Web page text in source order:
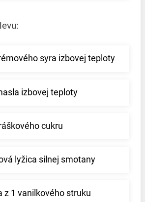
syra izbovej teploty
izbovej teploty
cukru
lyžica silnej smotany
z 1 vanilkového struku